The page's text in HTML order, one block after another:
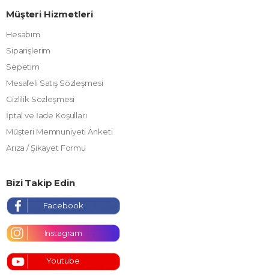
Müşteri Hizmetleri
Hesabım
Siparişlerim
Sepetim
Mesafeli Satış Sözleşmesi
Gizlilik Sözleşmesi
İptal ve İade Koşulları
Müşteri Memnuniyeti Anketi
Arıza / Şikayet Formu
Bizi Takip Edin
Facebook
Instagram
Youtube